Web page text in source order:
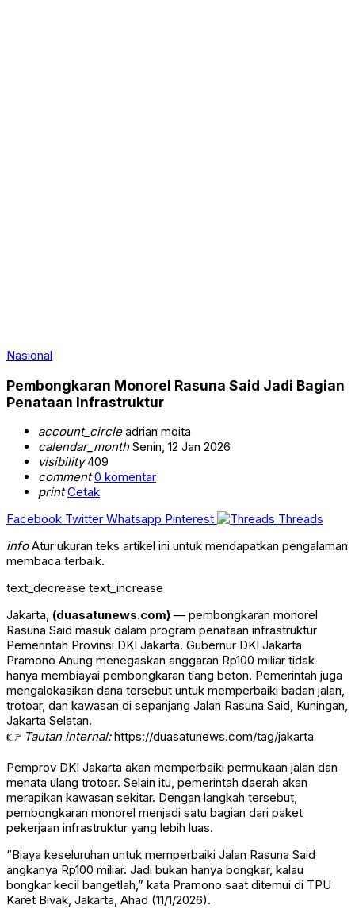
Nasional
Pembongkaran Monorel Rasuna Said Jadi Bagian
Penataan Infrastruktur
account_circleadrian moita
calendar_monthSenin, 12 Jan 2026
visibility409
comment 0 komentar
print Cetak
Facebook Twitter Whatsapp Pinterest
Threads
infoAtur ukuran teks artikel ini untuk mendapatkan pengalaman
membaca terbaik.
text_decrease text_increase
Jakarta, (duasatunews.com) — pembongkaran monorel
Rasuna Said masuk dalam program penataan infrastruktur
Pemerintah Provinsi DKI Jakarta. Gubernur DKI Jakarta
Pramono Anung menegaskan anggaran Rp100 miliar tidak
hanya membiayai pembongkaran tiang beton. Pemerintah juga
mengalokasikan dana tersebut untuk memperbaiki badan jalan,
trotoar, dan kawasan di sepanjang Jalan Rasuna Said, Kuningan,
Jakarta Selatan.
👉 Tautan internal: https://duasatunews.com/tag/jakarta
Pemprov DKI Jakarta akan memperbaiki permukaan jalan dan
menata ulang trotoar. Selain itu, pemerintah daerah akan
merapikan kawasan sekitar. Dengan langkah tersebut,
pembongkaran monorel menjadi satu bagian dari paket
pekerjaan infrastruktur yang lebih luas.
“Biaya keseluruhan untuk memperbaiki Jalan Rasuna Said
angkanya Rp100 miliar. Jadi bukan hanya bongkar, kalau
bongkar kecil bangetlah,” kata Pramono saat ditemui di TPU
Karet Bivak, Jakarta, Ahad (11/1/2026).